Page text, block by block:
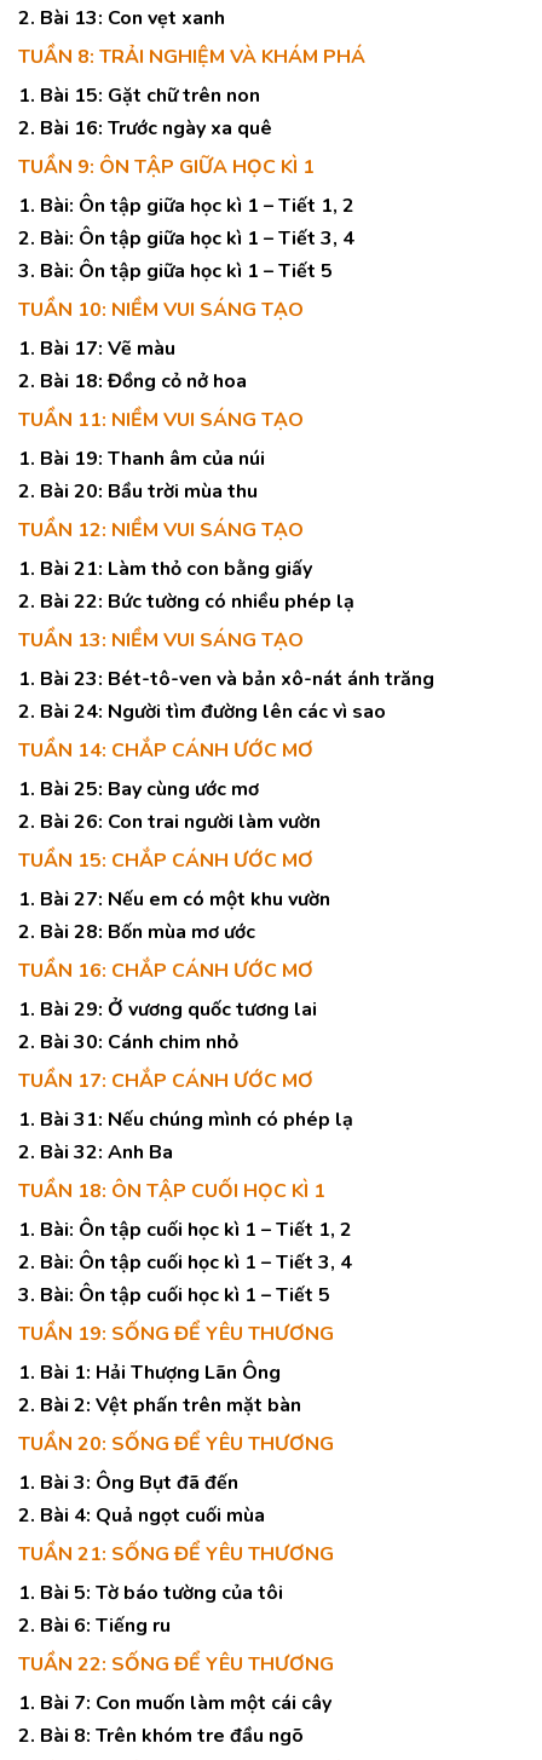
2. Bài 13: Con vẹt xanh
TUẦN 8: TRẢI NGHIỆM VÀ KHÁM PHÁ
1. Bài 15: Gặt chữ trên non
2. Bài 16: Trước ngày xa quê
TUẦN 9: ÔN TẬP GIỮA HỌC KÌ 1
1. Bài: Ôn tập giữa học kì 1 – Tiết 1, 2
2. Bài: Ôn tập giữa học kì 1 – Tiết 3, 4
3. Bài: Ôn tập giữa học kì 1 – Tiết 5
TUẦN 10: NIỀM VUI SÁNG TẠO
1. Bài 17: Vẽ màu
2. Bài 18: Đồng cỏ nở hoa
TUẦN 11: NIỀM VUI SÁNG TẠO
1. Bài 19: Thanh âm của núi
2. Bài 20: Bầu trời mùa thu
TUẦN 12: NIỀM VUI SÁNG TẠO
1. Bài 21: Làm thỏ con bằng giấy
2. Bài 22: Bức tường có nhiều phép lạ
TUẦN 13: NIỀM VUI SÁNG TẠO
1. Bài 23: Bét-tô-ven và bản xô-nát ánh trăng
2. Bài 24: Người tìm đường lên các vì sao
TUẦN 14: CHẮP CÁNH ƯỚC MƠ
1. Bài 25: Bay cùng ước mơ
2. Bài 26: Con trai người làm vườn
TUẦN 15: CHẮP CÁNH ƯỚC MƠ
1. Bài 27: Nếu em có một khu vườn
2. Bài 28: Bốn mùa mơ ước
TUẦN 16: CHẮP CÁNH ƯỚC MƠ
1. Bài 29: Ở vương quốc tương lai
2. Bài 30: Cánh chim nhỏ
TUẦN 17: CHẮP CÁNH ƯỚC MƠ
1. Bài 31: Nếu chúng mình có phép lạ
2. Bài 32: Anh Ba
TUẦN 18: ÔN TẬP CUỐI HỌC KÌ 1
1. Bài: Ôn tập cuối học kì 1 – Tiết 1, 2
2. Bài: Ôn tập cuối học kì 1 – Tiết 3, 4
3. Bài: Ôn tập cuối học kì 1 – Tiết 5
TUẦN 19: SỐNG ĐỂ YÊU THƯƠNG
1. Bài 1: Hải Thượng Lãn Ông
2. Bài 2: Vệt phấn trên mặt bàn
TUẦN 20: SỐNG ĐỂ YÊU THƯƠNG
1. Bài 3: Ông Bụt đã đến
2. Bài 4: Quả ngọt cuối mùa
TUẦN 21: SỐNG ĐỂ YÊU THƯƠNG
1. Bài 5: Tờ báo tường của tôi
2. Bài 6: Tiếng ru
TUẦN 22: SỐNG ĐỂ YÊU THƯƠNG
1. Bài 7: Con muốn làm một cái cây
2. Bài 8: Trên khóm tre đầu ngõ